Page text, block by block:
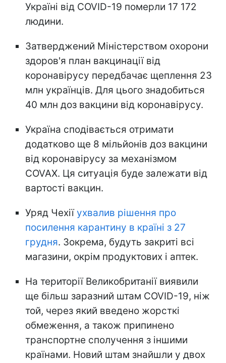
Україні від COVID-19 померли 17 172
людини.
Затверджений Міністерством охорони
здоров'я план вакцинації від
коронавірусу передбачає щеплення 23
млн українців. Для цього знадобиться
40 млн доз вакцини від коронавірусу.
Україна сподівається отримати
додатково ще 8 мільйонів доз вакцини
від коронавірусу за механізмом
COVAX. Ця ситуація буде залежати від
вартості вакцин.
Уряд Чехіїухвалив рішення про
посилення карантину в країні з 27
грудня. Зокрема, будуть закриті всі
магазини, окрім продуктових і аптек.
На території Великобританії виявили
ще більш заразний штам COVID-19, ніж
той, через який введено жорсткі
обмеження, а також припинено
транспортне сполучення з іншими
країнами. Новий штам знайшли у двох